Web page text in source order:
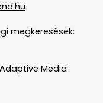
megkeresések:
Media